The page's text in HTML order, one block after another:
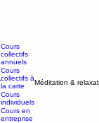
Cours
collectifs
annuels
Cours
collectifs à
la carte
Cours
individuels
Cours en
entreprise
Méditation &